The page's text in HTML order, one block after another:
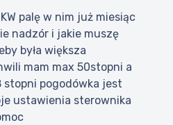
palę w nim już miesiąc
nadzór i jakie muszę
była większa
mam max 50stopni a
pogodówka jest
ustawienia sterownika